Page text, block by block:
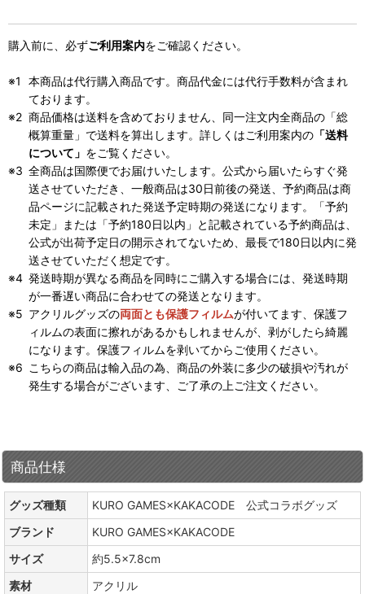
購入前に、必ずご利用案内をご確認ください。
本商品は代行購入商品です。商品代金には代行手数料が含まれ
ております。
商品価格は送料を含めておりません、同一注文内全商品の「総
概算重量」で送料を算出します。詳しくはご利用案内の 「送料
について」 をご覧ください。
全商品は国際便でお届けいたします。公式から届いたらすぐ発
送させていただき、一般商品は30日前後の発送、予約商品は商
品ページに記載された発送予定時期の発送になります。「予約
未定」または「予約180日以内」と記載されている予約商品は、
公式が出荷予定日の開示されてないため、最長で180日以内に発
送させていただく想定です。
発送時期が異なる商品を同時にご購入する場合には、発送時期
が一番遅い商品に合わせての発送となります。
アクリルグッズの両面とも保護フィルムが付いてます、保護フ
ィルムの表面に擦れがあるかもしれませんが、剥がしたら綺麗
になります。保護フィルムを剥いてからご使用ください。
こちらの商品は輸入品の為、商品の外装に多少の破損や汚れが
発生する場合がございます、ご了承の上ご注文ください。
商品仕様
グッズ種類
KURO GAMES×KAKACODE 公式コラボグッズ
ブランド
KURO GAMES×KAKACODE
サイズ
約5.5×7.8cm
素材
アクリル